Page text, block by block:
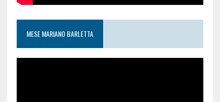
MESE MARIANO BARLETTA